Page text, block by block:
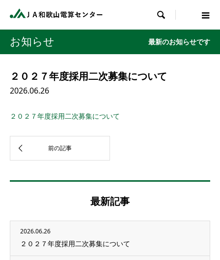

お知らせ 最新のお知らせです
２０２７年度採用二次募集について
2026.06.26
２０２７年度採用二次募集について
最新記事
2026.06.26
２０２７年度採用二次募集について